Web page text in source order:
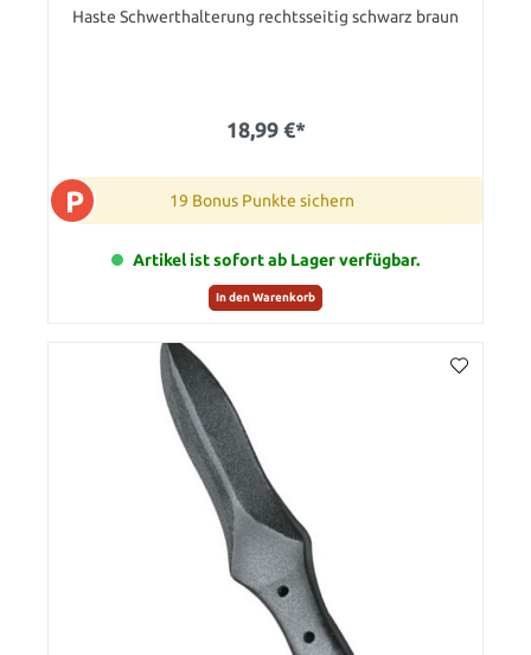
Haste Schwerthalterung rechtsseitig schwarz braun
18,99 €*
P 19 Bonus Punkte sichern
Artikel ist sofort ab Lager verfügbar.
In den Warenkorb